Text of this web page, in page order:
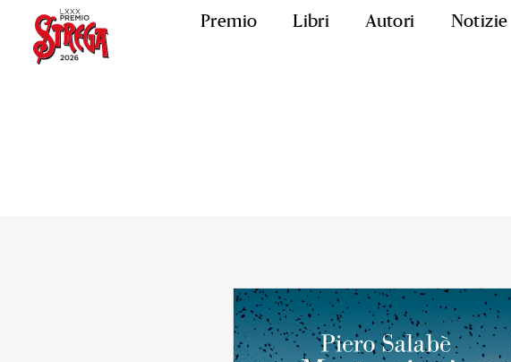
Premio Libri Autori Notizie